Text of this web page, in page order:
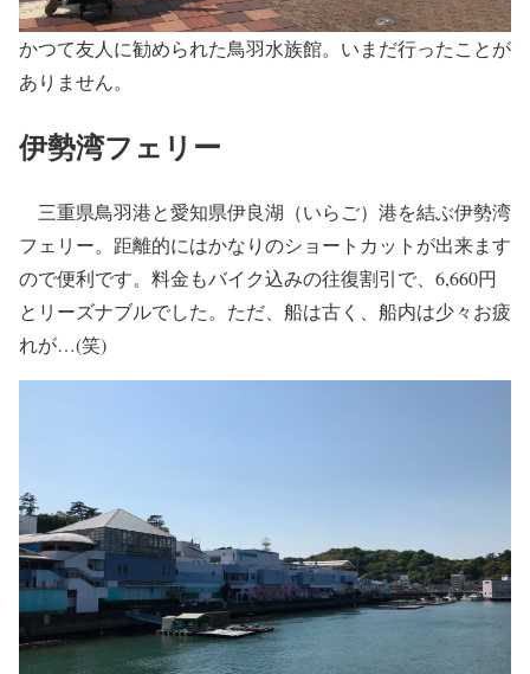
かつて友人に勧められた鳥羽水族館。いまだ行ったことが
ありません。
伊勢湾フェリー
三重県鳥羽港と愛知県伊良湖（いらご）港を結ぶ伊勢湾
フェリー。距離的にはかなりのショートカットが出来ます
ので便利です。料金もバイク込みの往復割引で、6,660円
とリーズナブルでした。ただ、船は古く、船内は少々お疲
れが…(笑)